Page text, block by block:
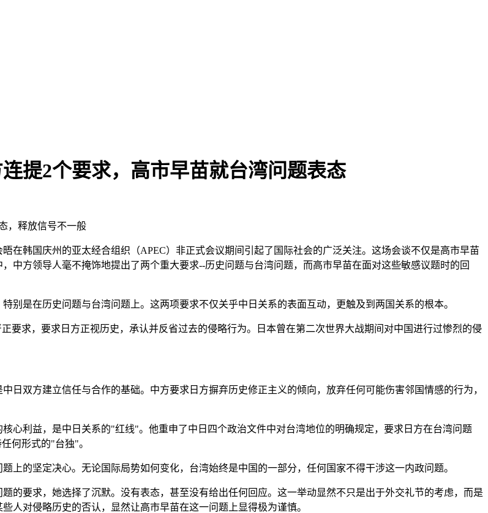
提2个要求，高市早苗就台湾问题表态
，释放信号不一般
在韩国庆州的亚太经合组织（APEC）非正式会议期间引起了国际社会的广泛关注。这场会谈不仅是高市早苗
中方领导人毫不掩饰地提出了两个重大要求--历史问题与台湾问题，而高市早苗在面对这些敏感议题时的回
别是在历史问题与台湾问题上。这两项要求不仅关乎中日关系的表面互动，更触及到两国关系的根本。
要求，要求日方正视历史，承认并反省过去的侵略行为。日本曾在第二次世界大战期间对中国进行过惨烈的侵
日双方建立信任与合作的基础。中方要求日方摒弃历史修正主义的倾向，放弃任何可能伤害邻国情感的行为，
心利益，是中日关系的"红线"。他重申了中日四个政治文件中对台湾地位的明确规定，要求日方在台湾问题
何形式的"台独"。
上的坚定决心。无论国际局势如何变化，台湾始终是中国的一部分，任何国家不得干涉这一内政问题。
的要求，她选择了沉默。没有表态，甚至没有给出任何回应。这一举动显然不只是出于外交礼节的考虑，而是
人对侵略历史的否认，显然让高市早苗在这一问题上显得极为谨慎。